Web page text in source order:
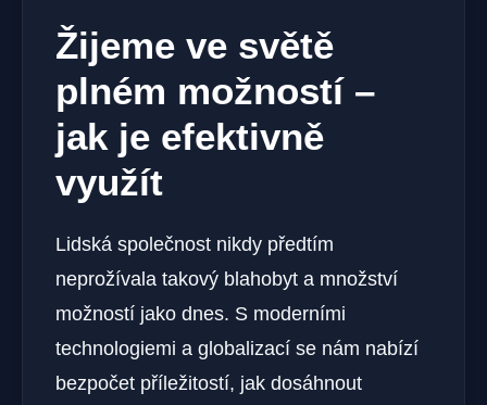
Žijeme ve světě
plném možností –
jak je efektivně
využít
Lidská společnost nikdy předtím
neprožívala takový blahobyt a množství
možností jako dnes. S moderními
technologiemi a globalizací se nám nabízí
bezpočet příležitostí, jak dosáhnout